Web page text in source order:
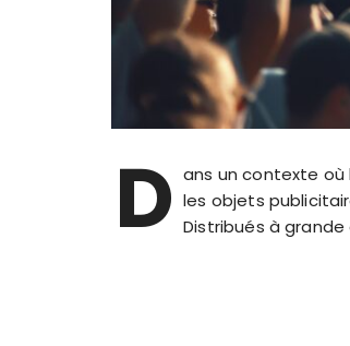
D ans un contexte où
les objets
Distribués à